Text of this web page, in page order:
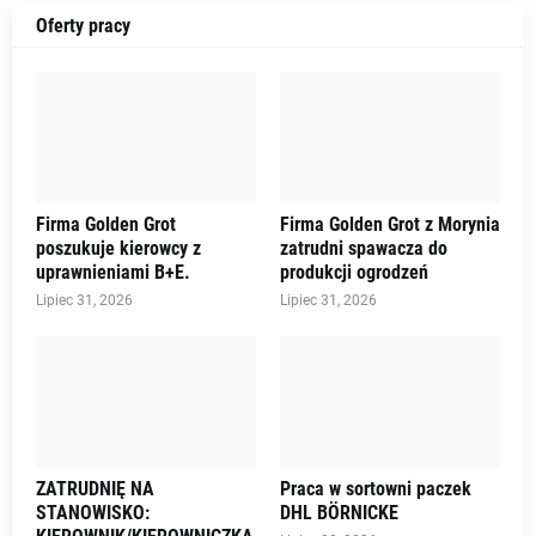
Oferty pracy
Firma Golden Grot
poszukuje kierowcy z
uprawnieniami B+E.
Lipiec 31, 2026
Firma Golden Grot z Morynia
zatrudni spawacza do
produkcji ogrodzeń
Lipiec 31, 2026
ZATRUDNIĘ NA
STANOWISKO:
Praca w sortowni paczek
DHL BÖRNICKE